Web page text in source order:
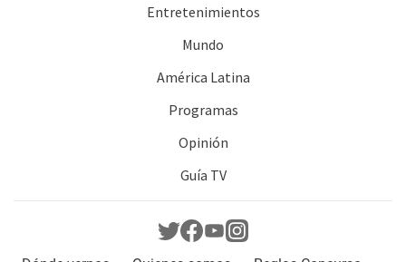
Entretenimientos
Mundo
América Latina
Programas
Opinión
Guía TV